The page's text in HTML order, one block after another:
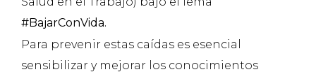
#BajarConVida.
Para prevenir estas caídas es esencial
sensibilizar y mejorar los conocimientos